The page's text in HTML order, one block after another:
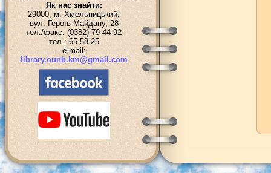
Як нас знайти:
29000, м. Хмельницький,
вул. Героїв Майдану, 28
тел./факс: (0382) 79-44-92
тел.: 65-58-25
e-mail:
library.ounb.km@gmail.com